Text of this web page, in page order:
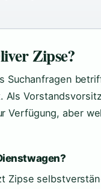
Zipse?
Suchanfragen
Verfügung, aber
Zipse